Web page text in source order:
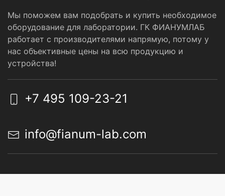
Мы поможем вам подобрать и купить необходимое
оборудование для лаборатории. ГК ФИАНУМЛАБ
работает с производителями напрямую, потому у
нас объективные цены на всю продукцию и
устройства!
+7 495 109-23-21
info@fianum-lab.com